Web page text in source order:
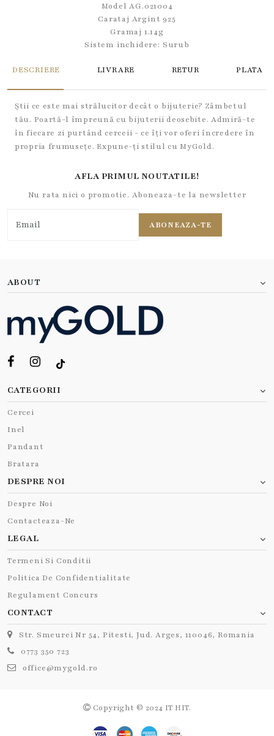
Model AG.021004
Carataj Argint 925
Gramaj 1.14g
Sistem inchidere: Surub
DESCRIERE LIVRARE RETUR PLATA
Știi ce este mai strălucitor decât o bijuterie? Zâmbetul
tău. Poartă-l împreună cu bijuterii deosebite. Admiră-te
în fiecare zi purtând cerceii - ce îți vor oferi încredere în
propria frumusețe. Expune-ți stilul cu MyGold.
AFLA PRIMUL NOUTATILE!
Nu rata nici o promotie. Aboneaza-te la newsletter
ABONEAZA-TE
ABOUT
CATEGORII
Cercei
Inel
Pandant
Bratara
DESPRE NOI
Despre Noi
Contacteaza-Ne
LEGAL
Termeni Si Conditii
Politica De Confidentialitate
Regulament Concurs
CONTACT
Str. Smeurei Nr 54, Pitesti, Jud. Arges, 110046, Romania
0773 350 723
office@mygold.ro
Copyright © 2024 IT HIT.